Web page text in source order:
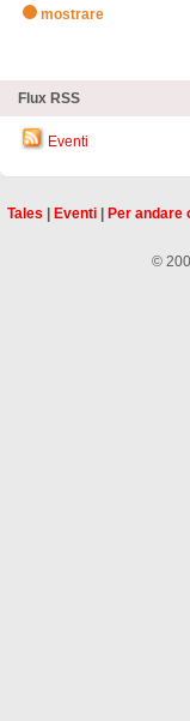
mostrare
Flux RSS
Eventi
Tales Eventi| Per andare
©